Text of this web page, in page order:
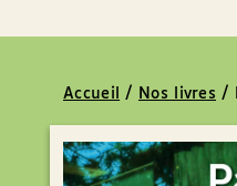
Accueil / Nos livres /